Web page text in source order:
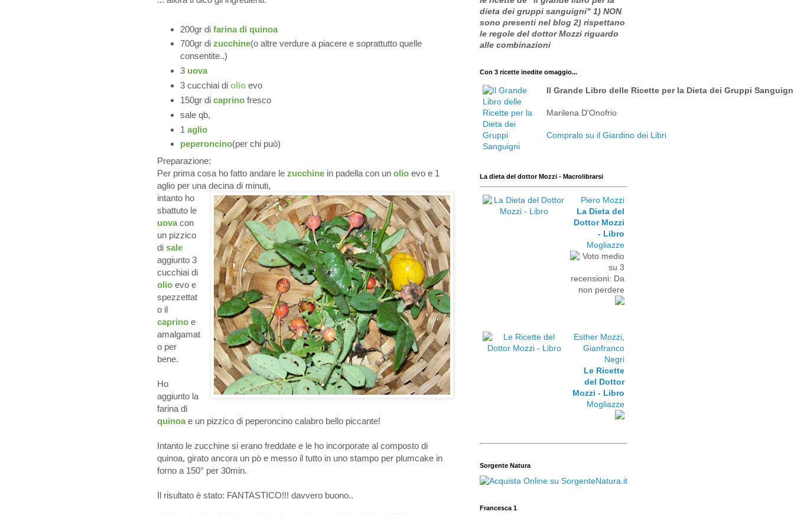
200gr difarina di quinoa
700gr di zucchine(o altre verdure a piacere e soprattutto quelle
consentite..)
3 uova
3 cucchiai di olio evo
150gr di caprino fresco
sale qb,
1 aglio
peperoncino(per chi può)
Preparazione:
Per prima cosa ho fatto andare le zucchine in padella con un olio evo e 1
aglio per una decina di minuti,
intanto ho
sbattuto le
uovacon
un pizzico
di sale
aggiunto 3
cucchiai di
olio evo e
spezzettat
o il
caprino e
amalgamat
o per
bene.
Ho
aggiunto la
farina di
quinoae un pizzico di peperoncino calabro bello piccante!
Intanto le zucchine si erano freddate e le ho incorporate al composto di
quinoa, girato ancora un pò e messo il tutto in uno stampo per plumcake in
forno a 150° per 30min.
Il risultato è stato: FANTASTICO!!! davvero buono..
dieta dei gruppi sanguigni" 1) NON
sono presenti nel blog 2) rispettano
le regole del dottor Mozzi riguardo
alle combinazioni
Con 3 ricette inedite omaggio...
Il Grande Libro delle Ricette per la Dieta dei Gruppi
Marilena D'Onofrio
Compralo su il Giardino dei Libri
La dieta del dottor Mozzi - Macrolibrarsi
Piero Mozzi
La Dieta del
Dottor Mozzi
- Libro
Mogliazze
Esther Mozzi
Gianfranco
Negri
Le Ricette
del Dottor
Mozzi - Libro
Mogliazze
Sorgente Natura
Francesca 1